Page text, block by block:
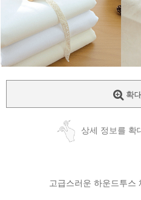
확
상세 정보를 확
고급스러운 하운드투스